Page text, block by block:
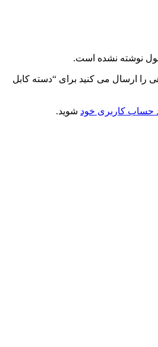
نوشته نشده است.
را ارسال می کنید برای “دسته کابل
حساب کاربری خود شوید.